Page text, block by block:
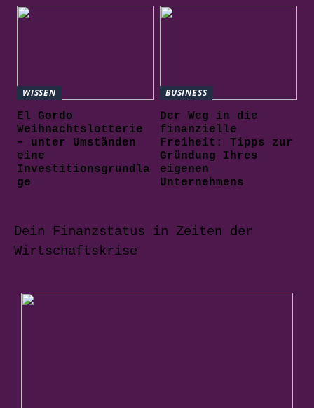
WISSEN
El Gordo
Weihnachtslotterie
– unter Umständen
eine
Investitionsgrundla
ge
BUSINESS
Der Weg in die
finanzielle
Freiheit: Tipps zur
Gründung Ihres
eigenen
Unternehmens
Dein Finanzstatus in Zeiten der
Wirtschaftskrise